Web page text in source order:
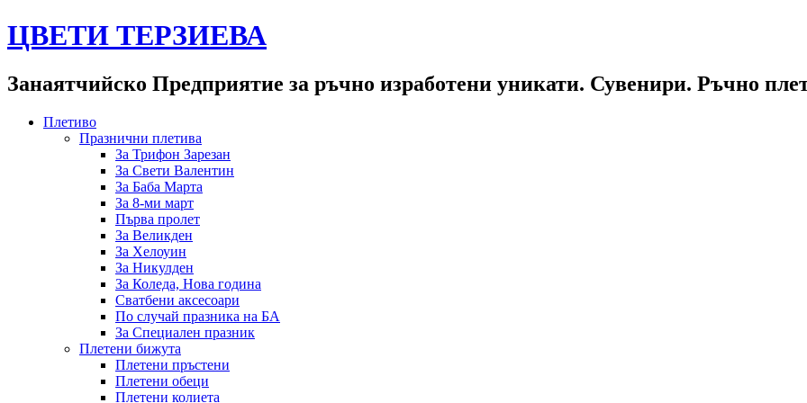
ЦВЕТИ ТЕРЗИЕВА
Занаятчийско Предприятие за ръчно изработени уникати. Сувенири. Ръчно
Плетиво
Празнични плетива
За Трифон Зарезан
За Свети Валентин
За Баба Марта
За 8-ми март
Първа пролет
За Великден
За Хелоуин
За Никулден
За Коледа, Нова година
Сватбени аксесоари
По случай празника на БА
За Специален празник
Плетени бижута
Плетени пръстени
Плетени обeци
Плетени колиета